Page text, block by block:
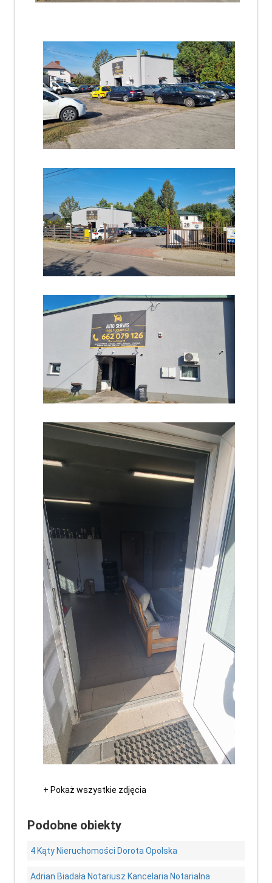
+ Pokaż wszystkie zdjęcia
Podobne obiekty
4 Kąty Nieruchomości Dorota Opolska
Adrian Biadała Notariusz Kancelaria Notarialna